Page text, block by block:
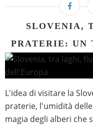
SLOVENIA,
PRATERIE: UN
L'idea di visitare la
praterie, l'umidità
magia degli alberi che